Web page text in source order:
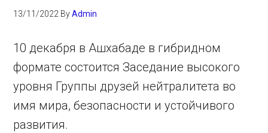
13/11/2022 ByAdmin
10 декабря в Ашхабаде в гибридном
формате состоится Заседание высокого
уровня Группы друзей нейтралитета во
имя мира, безопасности и устойчивого
развития.